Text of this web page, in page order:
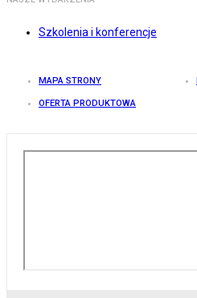
Szkolenia i konferencje
MAPA STRONY
OFERTA PRODUKTOWA